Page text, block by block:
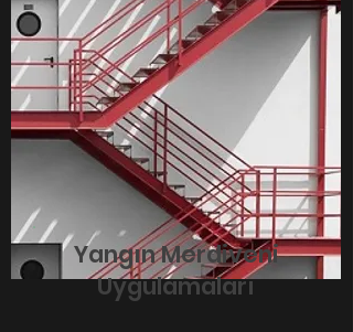
Yangın Merdiveni
Uygulamaları